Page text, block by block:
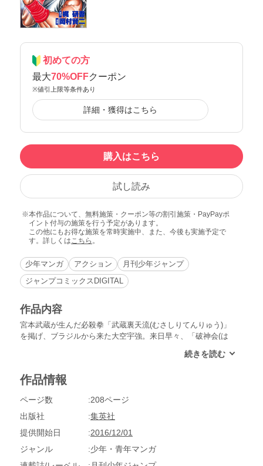
初めての方
最大70%OFFクーポン
※値引上限等条件あり
詳細・獲得はこちら
購入はこちら
試し読み
本作品について、無料施策・クーポン等の割引施策・PayPayポ
イント付与の施策を行う予定があります。
この他にもお得な施策を常時実施中、また、今後も実施予定で
す。詳しくはこちら 。
少年マンガ アクション
月刊少年ジャンプ
ジャンプコミックスDIGITAL
作品内容
宮本武蔵が生んだ必殺拳「武蔵裏天流(むさしりてんりゅう)」
を掲げ、ブラジルから来た大空宇強。来日早々、「破神会(は
世界最強を証明せんと宇強は破神会本部に乗り込むが!?
作品情報
ページ数
208ページ
出版社
集英社
提供開始日
2016/12/01
ジャンル
少年・青年マンガ